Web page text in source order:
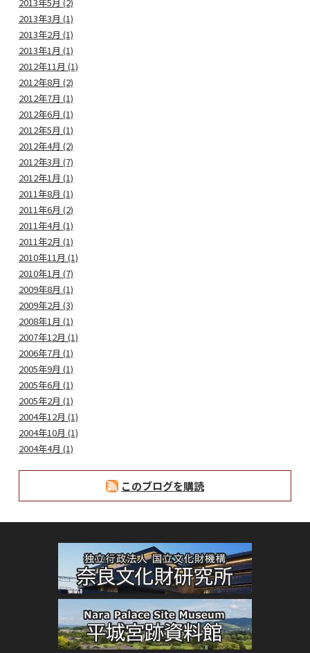
2013年3月 (1)
2013年2月 (1)
2013年1月 (1)
2012年11月 (1)
2012年8月 (2)
2012年7月 (1)
2012年6月 (1)
2012年5月 (1)
2012年4月 (2)
2012年3月 (7)
2012年1月 (1)
2011年8月 (1)
2011年6月 (2)
2011年4月 (1)
2011年2月 (1)
2010年11月 (1)
2010年1月 (7)
2009年8月 (1)
2009年2月 (3)
2008年1月 (1)
2007年12月 (1)
2006年7月 (1)
2005年9月 (1)
2005年6月 (1)
2005年2月 (1)
2004年12月 (1)
2004年10月 (1)
2004年4月 (1)
このブログを購読